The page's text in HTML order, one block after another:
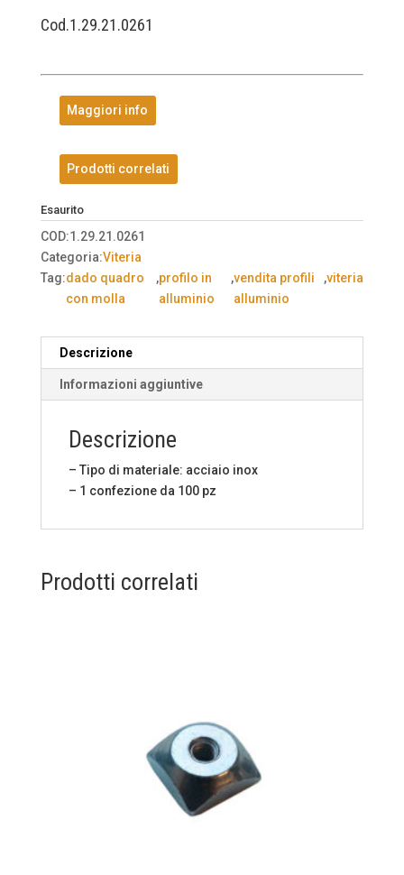
Cod.1.29.21.0261
Maggiori info
Prodotti correlati
Esaurito
COD:1.29.21.0261
Categoria:Viteria
Tag:dado quadro
con molla
,profilo in
alluminio
,vendita profili
alluminio
,viteria
Descrizione
Informazioni aggiuntive
Descrizione
– Tipo di materiale: acciaio inox
– 1 confezione da 100 pz
Prodotti correlati